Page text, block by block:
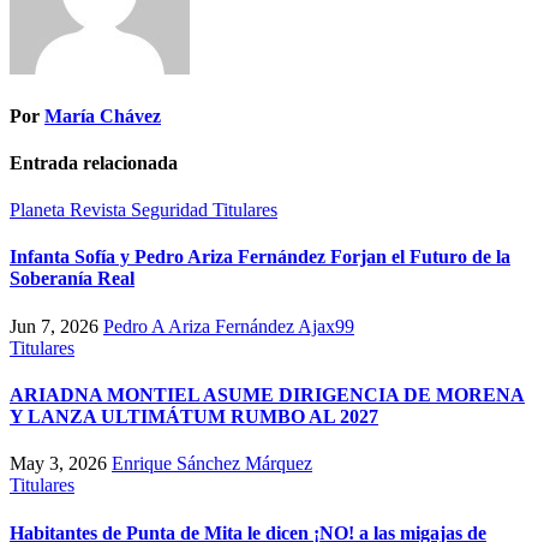
Por María Chávez
Entrada relacionada
Planeta Revista Seguridad Titulares
Infanta Sofía y Pedro Ariza Fernández Forjan el Futuro de la
Soberanía Real
Jun 7, 2026 Pedro A Ariza Fernández Ajax99
Titulares
ARIADNA MONTIEL ASUME DIRIGENCIA DE MORENA
Y LANZA ULTIMÁTUM RUMBO AL 2027
May 3, 2026 Enrique Sánchez Márquez
Titulares
Habitantes de Punta de Mita le dicen ¡NO! a las migajas de